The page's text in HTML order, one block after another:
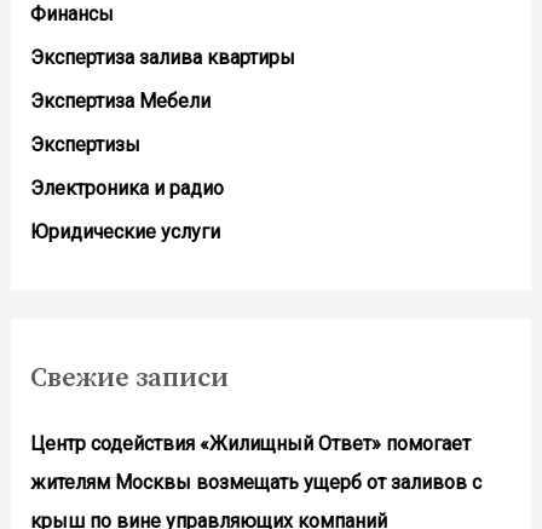
Финансы
Экспертиза залива квартиры
Экспертиза Мебели
Экспертизы
Электроника и радио
Юридические услуги
Свежие записи
Центр содействия «Жилищный Ответ» помогает
жителям Москвы возмещать ущерб от заливов с
крыш по вине управляющих компаний